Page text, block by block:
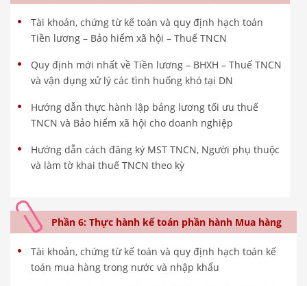
Tài khoản, chứng từ kế toán và quy định hạch toán
Tiền lương – Bảo hiểm xã hội – Thuế TNCN
Quy định mới nhất về Tiền lương – BHXH – Thuế TNCN
và vận dụng xử lý các tình huống khó tại DN
Hướng dẫn thực hành lập bảng lương tối ưu thuế
TNCN và Bảo hiểm xã hội cho doanh nghiệp
Hướng dẫn cách đăng ký MST TNCN, Người phụ thuộc
và làm tờ khai thuế TNCN theo kỳ
Phần 6: Thực hành kế toán phần hành Mua hàng
Tài khoản, chứng từ kế toán và quy định hạch toán kế
toán mua hàng trong nước và nhập khẩu